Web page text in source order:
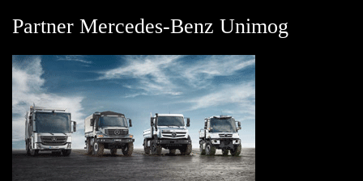
Partner Mercedes-Benz Unimog